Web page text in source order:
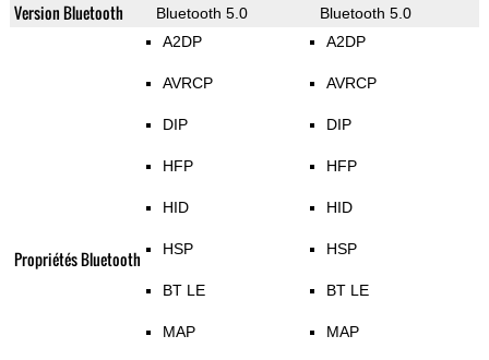
Version Bluetooth Bluetooth 5.0 Bluetooth 5.0
Propriétés Bluetooth
A2DP
AVRCP
DIP
HFP
HID
HSP
BT LE
MAP
A2DP
AVRCP
DIP
HFP
HID
HSP
BT LE
MAP